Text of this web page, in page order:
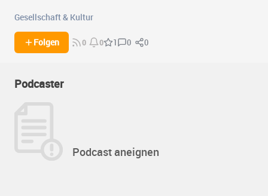
Gesellschaft & Kultur
Folgen 0 0 1 0 0
Podcaster
Podcast aneignen